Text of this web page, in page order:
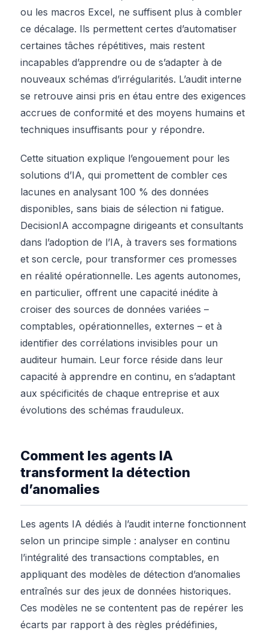
ou les macros Excel, ne suffisent plus à combler
ce décalage. Ils permettent certes d’automatiser
certaines tâches répétitives, mais restent
incapables d’apprendre ou de s’adapter à de
nouveaux schémas d’irrégularités. L’audit interne
se retrouve ainsi pris en étau entre des exigences
accrues de conformité et des moyens humains et
techniques insuffisants pour y répondre.
Cette situation explique l’engouement pour les
solutions d’IA, qui promettent de combler ces
lacunes en analysant 100 % des données
disponibles, sans biais de sélection ni fatigue.
DecisionIA accompagne dirigeants et consultants
dans l’adoption de l’IA, à travers ses formations
et son cercle, pour transformer ces promesses
en réalité opérationnelle. Les agents autonomes,
en particulier, offrent une capacité inédite à
croiser des sources de données variées –
comptables, opérationnelles, externes – et à
identifier des corrélations invisibles pour un
auditeur humain. Leur force réside dans leur
capacité à apprendre en continu, en s’adaptant
aux spécificités de chaque entreprise et aux
évolutions des schémas frauduleux.
Comment les agents IA
transforment la détection
d’anomalies
Les agents IA dédiés à l’audit interne fonctionnent
selon un principe simple : analyser en continu
l’intégralité des transactions comptables, en
appliquant des modèles de détection d’anomalies
entraînés sur des jeux de données historiques.
Ces modèles ne se contentent pas de repérer les
écarts par rapport à des règles prédéfinies,